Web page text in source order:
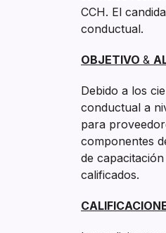
CCH. El
conductual.
OBJETIVO &
Debido a los
conductual a
para
componentes
de
calificados.